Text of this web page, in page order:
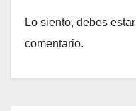
Lo siento, debes estar
comentario.